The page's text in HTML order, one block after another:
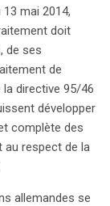
mai 2014,
doit
de ses
de
directive 95/46
développer
complète des
au respect de la
allemandes se